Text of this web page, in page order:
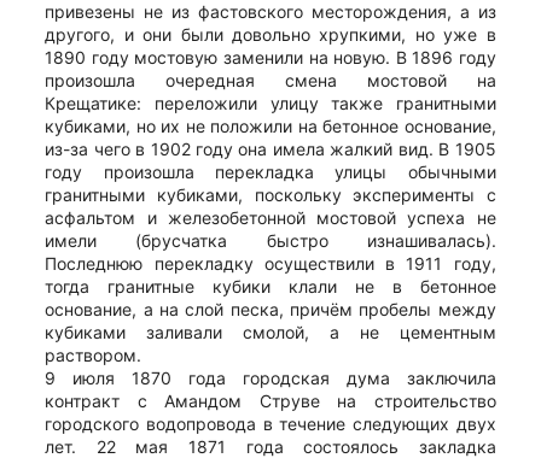
привезены не из фастовского месторождения, а из
другого, и они были довольно хрупкими, но уже в
1890 году мостовую заменили на новую. В 1896 году
произошла очередная смена мостовой на
Крещатике: переложили улицу также гранитными
кубиками, но их не положили на бетонное основание,
из-за чего в 1902 году она имела жалкий вид. В 1905
году произошла перекладка улицы обычными
гранитными кубиками, поскольку эксперименты с
асфальтом и железобетонной мостовой успеха не
имели (брусчатка быстро изнашивалась).
Последнюю перекладку осуществили в 1911 году,
тогда гранитные кубики клали не в бетонное
основание, а на слой песка, причём пробелы между
кубиками заливали смолой, а не цементным
раствором.
9 июля 1870 года городская дума заключила
контракт с Амандом Струве на строительство
городского водопровода в течение следующих двух
лет. 22 мая 1871 года состоялось закладка